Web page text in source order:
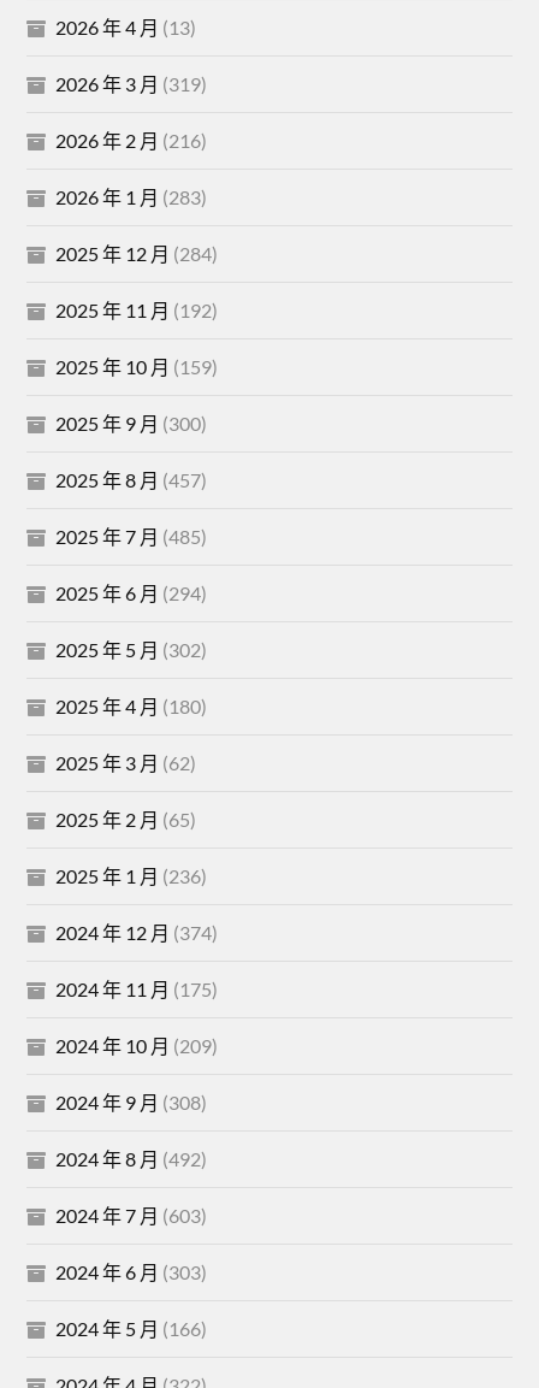
2026 年 4 月 (13)
2026 年 3 月 (319)
2026 年 2 月 (216)
2026 年 1 月 (283)
2025 年 12 月 (284)
2025 年 11 月 (192)
2025 年 10 月 (159)
2025 年 9 月 (300)
2025 年 8 月 (457)
2025 年 7 月 (485)
2025 年 6 月 (294)
2025 年 5 月 (302)
2025 年 4 月 (180)
2025 年 3 月 (62)
2025 年 2 月 (65)
2025 年 1 月 (236)
2024 年 12 月 (374)
2024 年 11 月 (175)
2024 年 10 月 (209)
2024 年 9 月 (308)
2024 年 8 月 (492)
2024 年 7 月 (603)
2024 年 6 月 (303)
2024 年 5 月 (166)